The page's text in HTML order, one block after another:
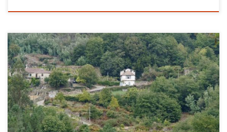
Tamén recalca a necesidade de que as liñas de
financiamento estean moito máis “definidas” para
concretar os tipos de proxectos e actuacións que se
priorizarán na territorialización do financiamento. A Xunta
de Galicia pediu ao Goberno central que revise os criterios
de repartición expostos para a distribución dos fondos
europeos […]